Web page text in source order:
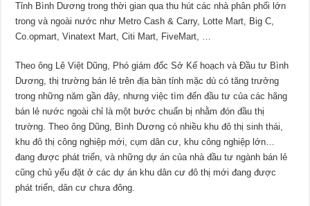
Tỉnh Bình Dương trong thời gian qua thu hút các nhà phân phối lớn
trong và ngoài nước như Metro Cash & Carry, Lotte Mart, Big C,
Co.opmart, Vinatext Mart, Citi Mart, FiveMart, …
Theo ông Lê Việt Dũng, Phó giám đốc Sở Kế hoạch và Đầu tư Bình
Dương, thị trường bán lẻ trên địa bàn tỉnh mặc dù có tăng trưởng
trong những năm gần đây, nhưng việc tìm đến đầu tư của các hãng
bán lẻ nước ngoài chỉ là một bước chuẩn bị nhằm đón đầu thị
trường. Theo ông Dũng, Bình Dương có nhiều khu đô thị sinh thái,
khu đô thị công nghiệp mới, cụm dân cư, khu công nghiệp lớn…
đang được phát triển, và những dự án của nhà đầu tư ngành bán lẻ
cũng chủ yếu đặt ở các dự án khu dân cư đô thị mới đang được
phát triển, dân cư chưa đông.